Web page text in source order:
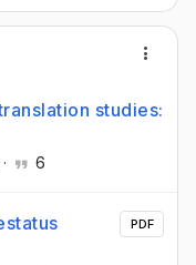
studies:
· 6
PDF